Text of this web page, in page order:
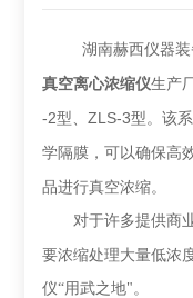
湖南赫西仪器
真空离心浓缩仪生产
-2型、ZLS-3型。该
学隔膜，可以确保高
品进行真空浓缩。
对于许多提供商
要浓缩处理大量低浓
仪“用武之地"。